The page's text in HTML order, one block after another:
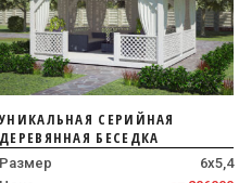
УНИКАЛЬНАЯ СЕРИЙНАЯ
ДЕРЕВЯННАЯ БЕСЕДКА
Размер
6х5,4